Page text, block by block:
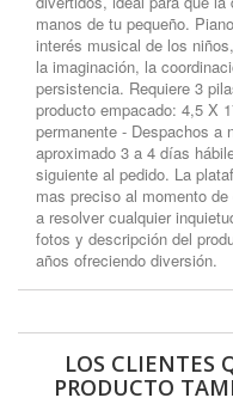
manos de tu pequeño.
interés musical de los
la imaginación, la
persistencia. Requiere 3
producto empacado: 4,5 X
permanente - Despachos a
aproximado 3 a 4 días
siguiente al pedido. La
mas preciso al momento
a resolver cualquier
fotos y descripción del
años ofreciendo diversión.
LOS CLIENTES
PRODUCTO